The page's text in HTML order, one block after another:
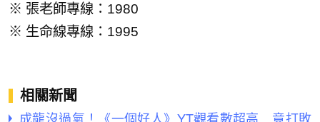
※ 張老師專線：1980
※ 生命線專線：1995
相關新聞
成龍沒過氣！《一個好人》YT觀看數超高 竟打敗